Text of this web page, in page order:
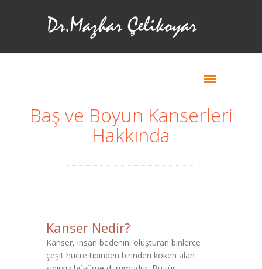
Baş ve Boyun Kanserleri
Hakkında
Kanser Nedir?
Kanser, insan bedenini oluşturan binlerce
çeşit hücre tipinden birinden köken alan